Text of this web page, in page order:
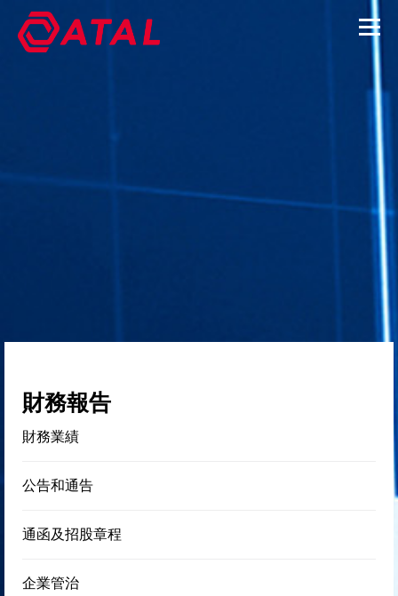
財務報告
財務業績
公告和通告
通函及招股章程
企業管治